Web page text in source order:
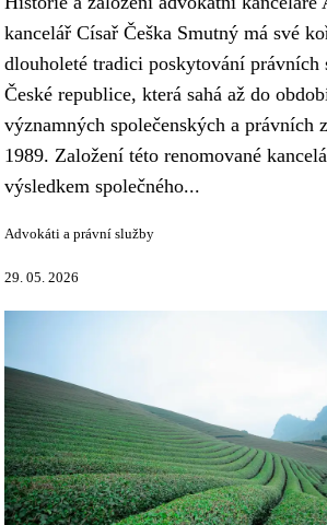
kancelář Císař Češka Smutný má své
dlouholeté tradici poskytování právních
České republice, která sahá až do
významných společenských a právních
1989. Založení této renomované
výsledkem společného...
Advokáti a právní služby
29. 05. 2026